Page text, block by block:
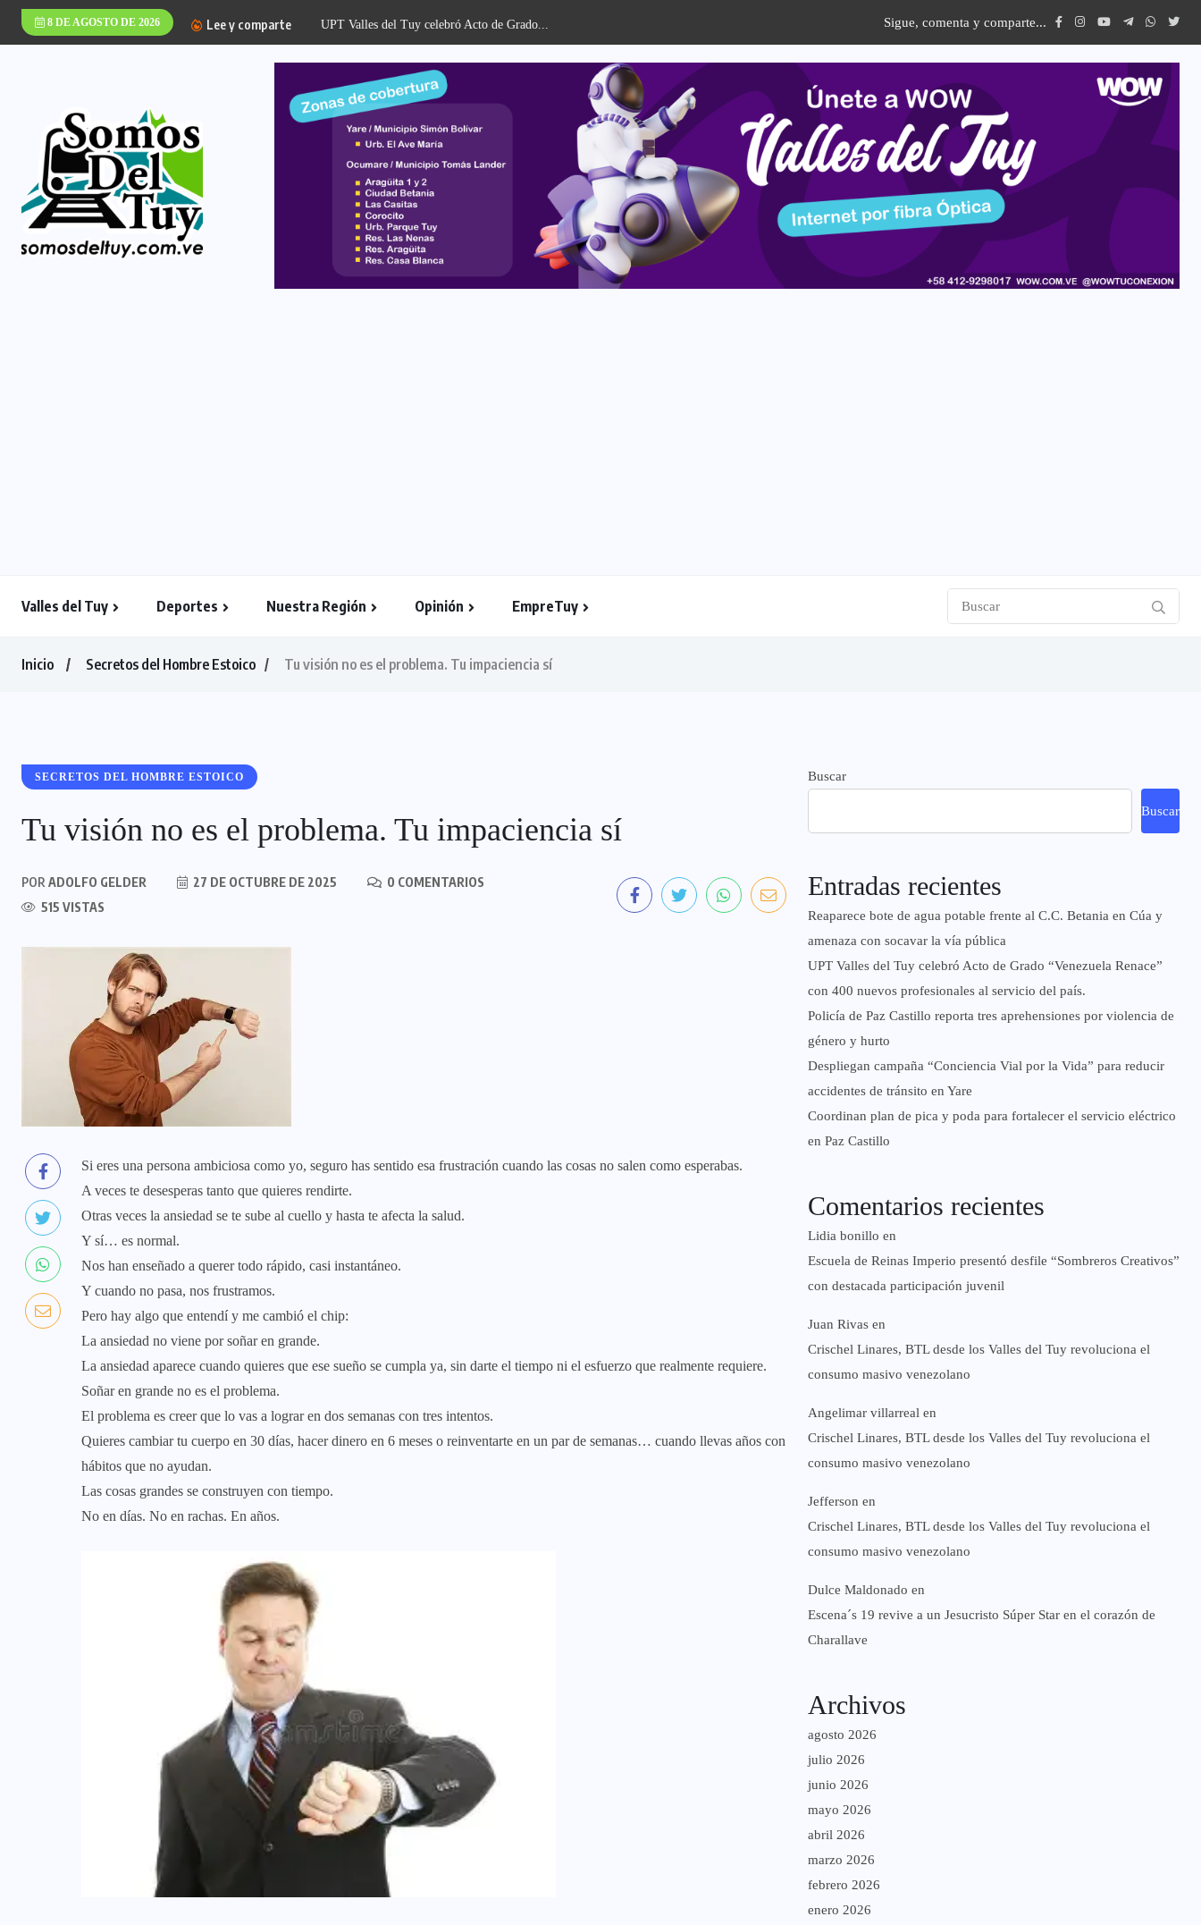
8 DE AGOSTO DE 2026 Lee y comparte UPT Valles del Tuy celebró Acto de Grado... Sigue, comenta y comparte...
Valles del Tuy Deportes Nuestra Región Opinión EmpreTuy
Inicio Secretos del Hombre Estoico Tu visión no es el problema. Tu impaciencia sí
SECRETOS DEL HOMBRE ESTOICO
Tu visión no es el problema. Tu impaciencia sí
POR ADOLFO GELDER 27 DE OCTUBRE DE 2025
0 COMENTARIOS
515 VISTAS
Si eres una persona ambiciosa como yo, seguro has sentido esa frustración cuando las cosas no salen como esperabas.
A veces te desesperas tanto que quieres rendirte.
Otras veces la ansiedad se te sube al cuello y hasta te afecta la salud.
Y sí… es normal.
Nos han enseñado a querer todo rápido, casi instantáneo.
Y cuando no pasa, nos frustramos.
Pero hay algo que entendí y me cambió el chip:
La ansiedad no viene por soñar en grande.
La ansiedad aparece cuando quieres que ese sueño se cumpla ya, sin darte el tiempo ni el esfuerzo que realmente requiere.
Soñar en grande no es el problema.
El problema es creer que lo vas a lograr en dos semanas con tres intentos.
Quieres cambiar tu cuerpo en 30 días, hacer dinero en 6 meses o reinventarte en un par de semanas… cuando llevas años con
hábitos que no ayudan.
Las cosas grandes se construyen con tiempo.
No en días. No en rachas. En años.
Buscar
Buscar
Entradas recientes
Reaparece bote de agua potable frente al C.C. Betania en Cúa y
amenaza con socavar la vía pública
UPT Valles del Tuy celebró Acto de Grado “Venezuela Renace”
con 400 nuevos profesionales al servicio del país.
‎Policía de Paz Castillo reporta tres aprehensiones por violencia de
género y hurto
‎Despliegan campaña “Conciencia Vial por la Vida” para reducir
accidentes de tránsito en Yare
Coordinan plan de pica y poda para fortalecer el servicio eléctrico
en Paz Castillo
Comentarios recientes
Lidia bonillo en
Escuela de Reinas Imperio presentó desfile “Sombreros Creativos”
con destacada participación juvenil
Juan Rivas en
Crischel Linares, BTL desde los Valles del Tuy revoluciona el
consumo masivo venezolano
Angelimar villarreal en
Crischel Linares, BTL desde los Valles del Tuy revoluciona el
consumo masivo venezolano
Jefferson en
Crischel Linares, BTL desde los Valles del Tuy revoluciona el
consumo masivo venezolano
Dulce Maldonado en
Escena´s 19 revive a un Jesucristo Súper Star en el corazón de
Charallave
Archivos
agosto 2026
julio 2026
junio 2026
mayo 2026
abril 2026
marzo 2026
febrero 2026
enero 2026